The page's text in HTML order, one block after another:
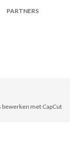
PARTNERS
bewerken met CapCut